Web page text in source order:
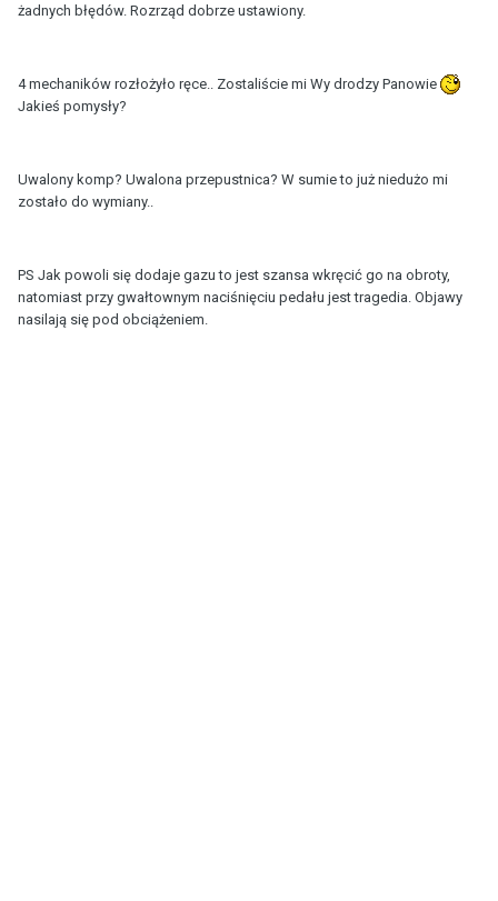
żadnych błędów. Rozrząd dobrze ustawiony.
4 mechaników rozłożyło ręce.. Zostaliście mi Wy drodzy Panowie
Jakieś pomysły?
Uwalony komp? Uwalona przepustnica? W sumie to już niedużo mi
zostało do wymiany..
PS Jak powoli się dodaje gazu to jest szansa wkręcić go na obroty,
natomiast przy gwałtownym naciśnięciu pedału jest tragedia. Objawy
nasilają się pod obciążeniem.